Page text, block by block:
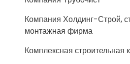
Компания Холдинг-Строй,
монтажная фирма
Комплексная строительная